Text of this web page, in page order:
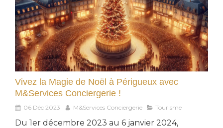
Vivez la Magie de Noël à Périgueux avec
M&Services Conciergerie !
06 Déc 2023 M&Services Conciergerie Tourisme
Du 1er décembre 2023 au 6 janvier 2024,